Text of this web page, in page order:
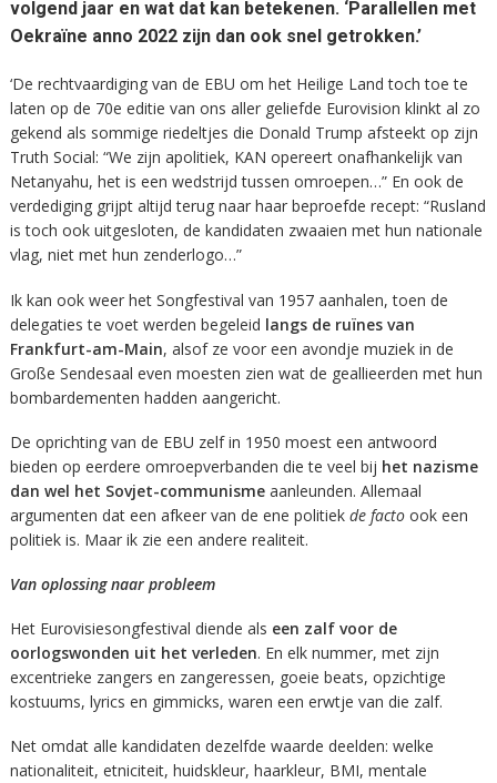
volgend jaar en wat dat kan betekenen. ‘Parallellen met
Oekraïne anno 2022 zijn dan ook snel getrokken.’
‘De rechtvaardiging van de EBU om het Heilige Land toch toe te
laten op de 70e editie van ons aller geliefde Eurovision klinkt al zo
gekend als sommige riedeltjes die Donald Trump afsteekt op zijn
Truth Social: “We zijn apolitiek, KAN opereert onafhankelijk van
Netanyahu, het is een wedstrijd tussen omroepen…” En ook de
verdediging grijpt altijd terug naar haar beproefde recept: “Rusland
is toch ook uitgesloten, de kandidaten zwaaien met hun nationale
vlag, niet met hun zenderlogo…”
Ik kan ook weer het Songfestival van 1957 aanhalen, toen de
delegaties te voet werden begeleid langs de ruïnes van
Frankfurt-am-Main, alsof ze voor een avondje muziek in de
Große Sendesaal even moesten zien wat de geallieerden met hun
bombardementen hadden aangericht.
De oprichting van de EBU zelf in 1950 moest een antwoord
bieden op eerdere omroepverbanden die te veel bij het nazisme
dan wel het Sovjet-communismeaanleunden. Allemaal
argumenten dat een afkeer van de ene politiek de factoook een
politiek is. Maar ik zie een andere realiteit.
Van oplossing naar probleem
Het Eurovisiesongfestival diende als een zalf voor de
oorlogswonden uit het verleden. En elk nummer, met zijn
excentrieke zangers en zangeressen, goeie beats, opzichtige
kostuums, lyrics en gimmicks, waren een erwtje van die zalf.
Net omdat alle kandidaten dezelfde waarde deelden: welke
nationaliteit, etniciteit, huidskleur, haarkleur, BMI, mentale